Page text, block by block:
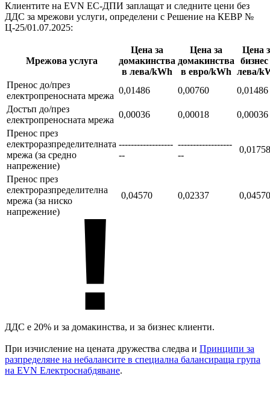
Клиентите на EVN ЕС-ДПИ заплащат и следните цени без
ДДС за мрежови услуги, определени с Решение на КЕВР №
Ц-25/01.07.2025:
Мрежова услуга
Цена за
домакинства
в лева/kWh
Цена за
домакинства
в евро/kWh
Цена
лева/
Пренос до/през
електропреносната мрежа
0,01486 0,00760
0,01486
Достъп до/през
електропреносната мрежа
0,00036 0,00018
0,00036
Пренос през
електроразпределителната
мрежа (за средно
напрежение)
------------------
--
------------------
--
Пренос през
електроразпределителна
мрежа (за ниско
напрежение)
0,04570 0,02337
ДДС e 20% и за домакинства, и за бизнес клиенти.
При изчисление на цената дружества следва и Принципи за
разпределяне на небалансите в специална балансираща група
на EVN Електроснабдяване.